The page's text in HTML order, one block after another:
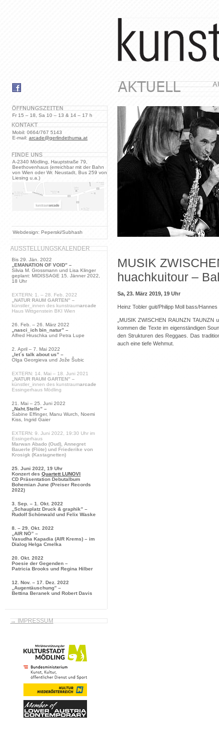
MUSIK
huachkuitour –
Sa, 23. März 2019, 19 Uhr
Heinz Tobler guit/Philipp Moll bass/
„MUSIK ZWISCHEN RAUNZN
kommen die Texte im eigenständigen
den Strukturen des Reggaes. Das
auch eine tiefe Wehmut.
Fr 15 – 18, Sa 10 – 13 & 14 – 17 h
Mobil: 0664/767 5143
E-mail: arcade@gerlindethuma.at
A-2340 Mödling, Hauptstraße 79,
Beethovenhaus (erreichbar mit der Bahn
von Wien oder Wr. Neustadt, Bus 259 von
Liesing u.a.)
Webdesign: Peperski/Subhash
AUSSTELLUNGSKALENDER
Bis 29. Jän. 2022
„EMANATION OF VOID” –
Silvia M. Grossmann und Lisa Klinger
geplant: MIDISSAGE 15. Jänner 2022,
18 Uhr
EXTERN: 1. – 28. Feb. 2022
„NATUR RAUM GARTEN” –
künstler_innen des kunstraumarcade
Haus Wittgenstein BKI Wien
26. Feb. – 26. März 2022
„nasci_ich bin_natur” –
Alfred Hruschka und Petra Lupe
2. April – 7. Mai 2022
„let´s talk about us” –
Olga Georgieva und Jože Šubic
EXTERN: 14. Mai – 18. Juni 2021
„NATUR RAUM GARTEN” –
künstler_innen des kunstraumarcade
Essingerhaus Mödling
21. Mai – 25. Juni 2022
„Naht.Stelle” –
Sabine Effinger, Manu Wurch, Noemi
Kiss, Ingrid Gaier
EXTERN: 9. Juni 2022, 19:30 Uhr im
Essingerhaus
Marwan Abado (Oud), Annegret
Bauerle (Flöte) und Friederike von
Krosigk (Kastagnetten)
25. Juni 2022, 19 Uhr
Konzert des Quartett LUNOVI
CD Präsentation Debutalbum
Bohemian June (Preiser Records
2022)
3. Sep. – 1. Okt. 2022
„Schauplatz Druck & graphik” –
Rudolf Schönwald und Felix Waske
8. – 29. Okt. 2022
„AIR NÖ” –
Vasudha Kapadia (AIR Krems) – im
Dialog Helga Cmelka
20. Okt. 2022
Poesie der Gegenden –
Patricia Brooks und Regina Hilber
12. Nov. – 17. Dez. 2022
„Augentäuschung” –
Bettina Beranek und Robert Davis
→ IMPRESSUM